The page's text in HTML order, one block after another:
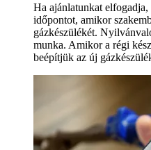
Ha ajánlatunkat
időpontot, amikor
gázkészülékét.
munka. Amikor a régi
beépítjük az új